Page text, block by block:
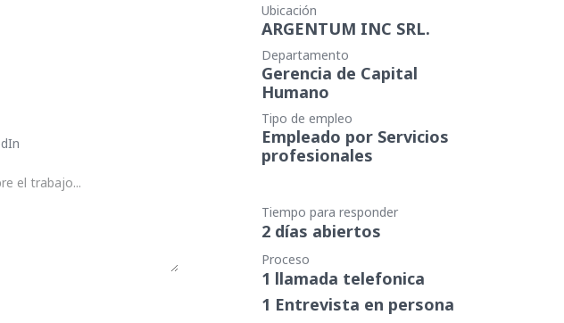
Ubicación
ARGENTUM INC SRL.
Departamento
Gerencia de Capital
Humano
Tipo de empleo
Empleado por Servicios
profesionales
Tiempo para responder
2 días abiertos
Proceso
1 llamada telefonica
1 Entrevista en persona